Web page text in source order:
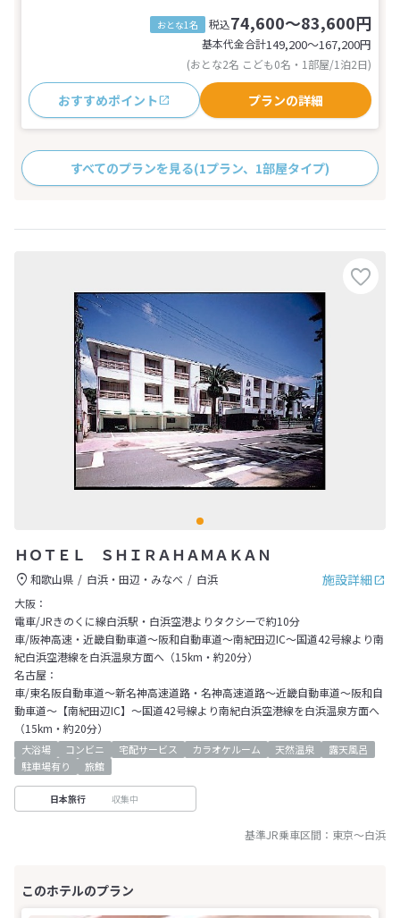
おとな1名 税込74,600～83,600円
基本代金合計149,200〜167,200円
(おとな2名 こども0名・1部屋/1泊2日)
おすすめポイント プランの詳細
すべてのプランを見る(1プラン、1部屋タイプ)
ＨＯＴＥＬ ＳＨＩＲＡＨＡＭＡＫＡＮ
施設詳細
和歌山県 白浜・田辺・みなべ
白浜
大阪：
電車/JRきのくに線白浜駅・白浜空港よりタクシーで約10分
車/阪神高速・近畿自動車道～阪和自動車道～南紀田辺IC～国道42号線より南
紀白浜空港線を白浜温泉方面へ（15km・約20分）
名古屋：
車/東名阪自動車道～新名神高速道路・名神高速道路～近畿自動車道～阪和自
動車道～【南紀田辺IC】～国道42号線より南紀白浜空港線を白浜温泉方面へ
（15km・約20分）
大浴場 コンビニ 宅配サービス カラオケルーム 天然温泉
露天風呂
駐車場有り
旅館
日本旅行 収集中
基準JR乗車区間： 東京～白浜